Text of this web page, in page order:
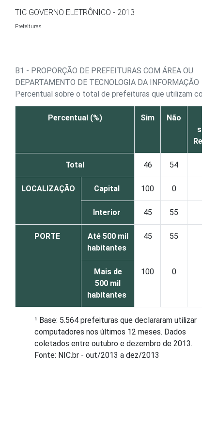
TIC GOVERNO ELETRÔNICO - 2013
Prefeituras
B1 - PROPORÇÃO DE PREFEITURAS COM ÁREA OU
DEPARTAMENTO DE TECNOLOGIA DA INFORMAÇÃO
Percentual sobre o total de prefeituras que utilizam
Percentual (%) Sim Não
Total 46 54
LOCALIZAÇÃO Capital 100 0
Interior 45 55
PORTE
Até 500 mil
habitantes
45 55
Mais de
500 mil
habitantes
100 0
¹ Base: 5.564 prefeituras que declararam utilizar
computadores nos últimos 12 meses. Dados
coletados entre outubro e dezembro de 2013.
Fonte: NIC.br - out/2013 a dez/2013